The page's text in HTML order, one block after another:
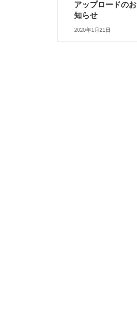
アップロードのお
知らせ
2020年1月21日